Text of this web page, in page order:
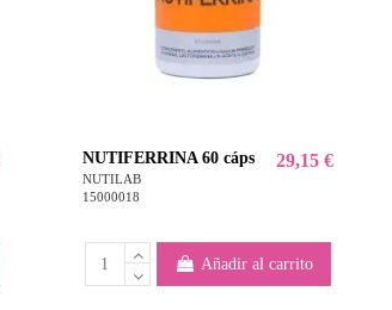
NUTIFERRINA 60 cáps
NUTILAB
15000018
29,15 €
Añadir al carrito